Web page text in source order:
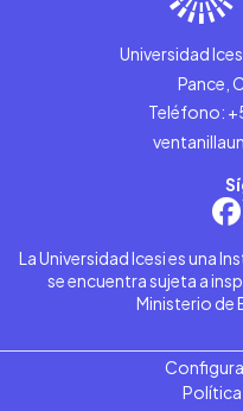
Universidad
Pance,
Teléfono:
La Universidad Icesi es una
se encuentra sujeta a
Ministerio de